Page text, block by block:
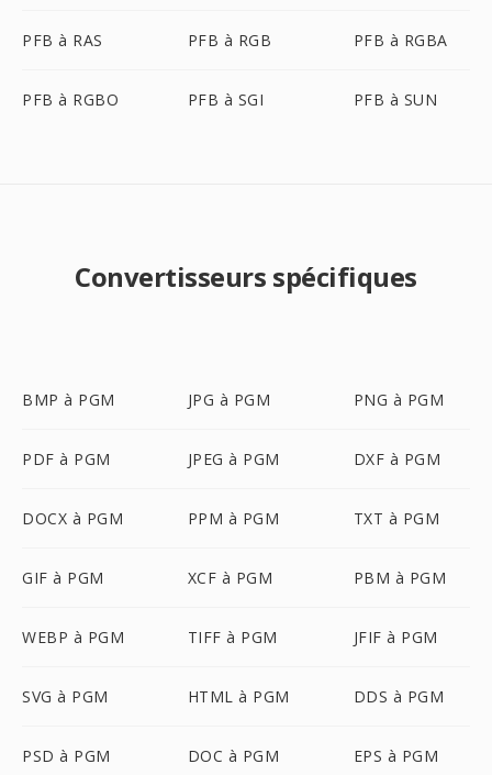
PFB à RAS PFB à RGB PFB à RGBA
PFB à RGBO PFB à SGI PFB à SUN
Convertisseurs spécifiques
BMP à PGM JPG à PGM PNG à PGM
PDF à PGM JPEG à PGM DXF à PGM
DOCX à PGM PPM à PGM TXT à PGM
GIF à PGM XCF à PGM PBM à PGM
WEBP à PGM TIFF à PGM JFIF à PGM
SVG à PGM HTML à PGM DDS à PGM
PSD à PGM DOC à PGM EPS à PGM